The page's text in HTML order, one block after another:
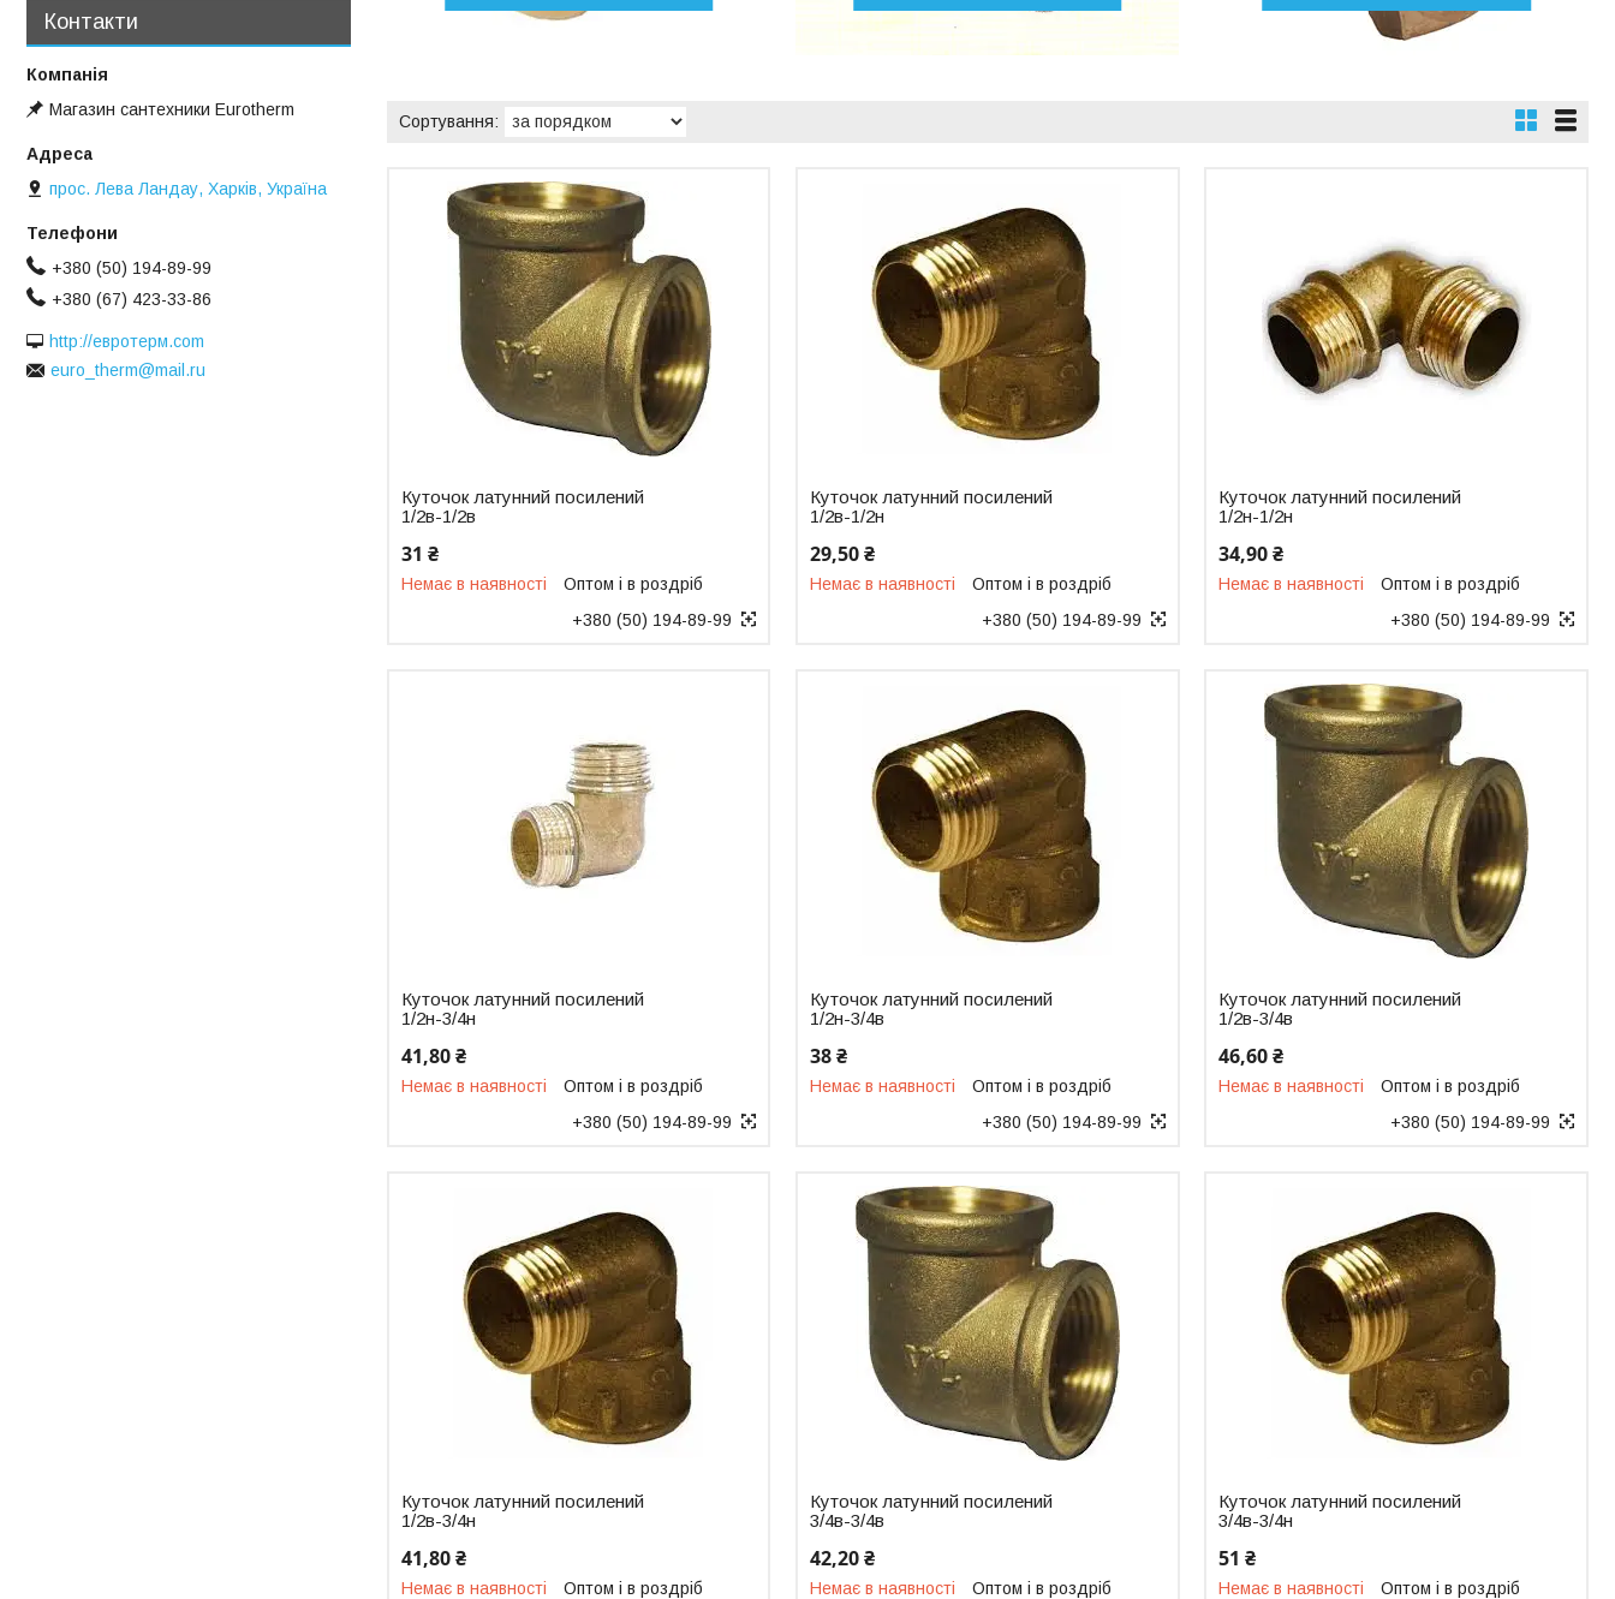
Куточок латунний посилений
1/2в-1/2в
31 ₴
Немає в наявності
Оптом і в роздріб
+380 (50) 194-89-99
Куточок латунний посилений
1/2в-1/2н
29,50 ₴
Немає в наявності
Оптом і в роздріб
+380 (50) 194-89-99
Куточок латунний посилений
1/2н-1/2н
34,90 ₴
Немає в наявності
Оптом і в роздріб
+380 (50) 194-89-99
Куточок латунний посилений
1/2н-3/4н
41,80 ₴
Немає в наявності
Оптом і в роздріб
+380 (50) 194-89-99
Куточок латунний посилений
1/2н-3/4в
38 ₴
Немає в наявності
Оптом і в роздріб
+380 (50) 194-89-99
Куточок латунний посилений
1/2в-3/4в
46,60 ₴
Немає в наявності
Оптом і в роздріб
+380 (50) 194-89-99
Куточок латунний посилений
1/2в-3/4н
41,80 ₴
Немає в наявності
Оптом і в роздріб
Куточок латунний посилений
3/4в-3/4в
42,20 ₴
Немає в наявності
Оптом і в роздріб
Куточок латунний посилений
3/4в-3/4н
51 ₴
Немає в наявності
Оптом і в роздріб
Контакти
Магазин сантехники Eurotherm
прос. Лева Ландау, Харків, Україна
+380 (50) 194-89-99
+380 (67) 423-33-86
http://евротерм.com
euro_therm@mail.ru